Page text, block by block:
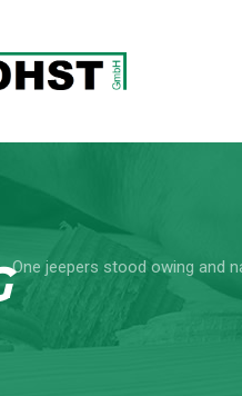
One jeepers stood owing and